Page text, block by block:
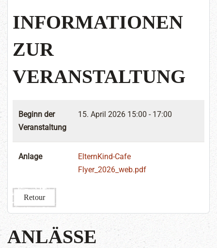
INFORMATIONEN
ZUR
VERANSTALTUNG
Beginn der
Veranstaltung
15. April 2026 15:00 - 17:00
Anlage
ElternKind-Cafe
Flyer_2026_web.pdf
Retour
ANLÄSSE